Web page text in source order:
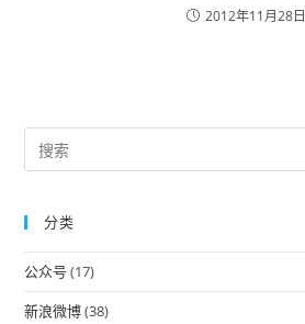
2012年11月28日
分类
公众号 (17)
新浪微博(38)